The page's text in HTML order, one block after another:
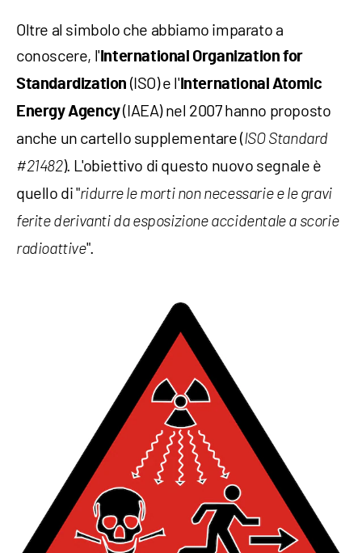
Oltre al simbolo che abbiamo imparato a
conoscere, l' International Organization for
Standardization (ISO) e l' International Atomic
Energy Agency(IAEA) nel 2007 hanno proposto
anche un cartello supplementare (ISO Standard
#21482). L'obiettivo di questo nuovo segnale è
quello di "ridurre le morti non necessarie e le gravi
ferite derivanti da esposizione accidentale a scorie
radioattive".